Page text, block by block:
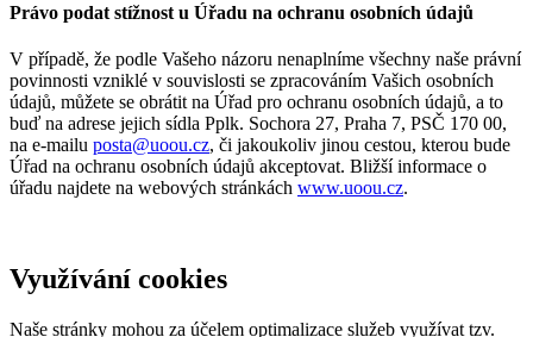
Právo podat stížnost u Úřadu na ochranu osobních údajů
V případě, že podle Vašeho názoru nenaplníme všechny naše právní
povinnosti vzniklé v souvislosti se zpracováním Vašich osobních
údajů, můžete se obrátit na Úřad pro ochranu osobních údajů, a to
buď na adrese jejich sídla Pplk. Sochora 27, Praha 7, PSČ 170 00,
na e-mailu posta@uoou.cz, či jakoukoliv jinou cestou, kterou bude
Úřad na ochranu osobních údajů akceptovat. Bližší informace o
úřadu najdete na webových stránkách www.uoou.cz.
Využívání cookies
Naše stránky mohou za účelem optimalizace služeb využívat tzv.